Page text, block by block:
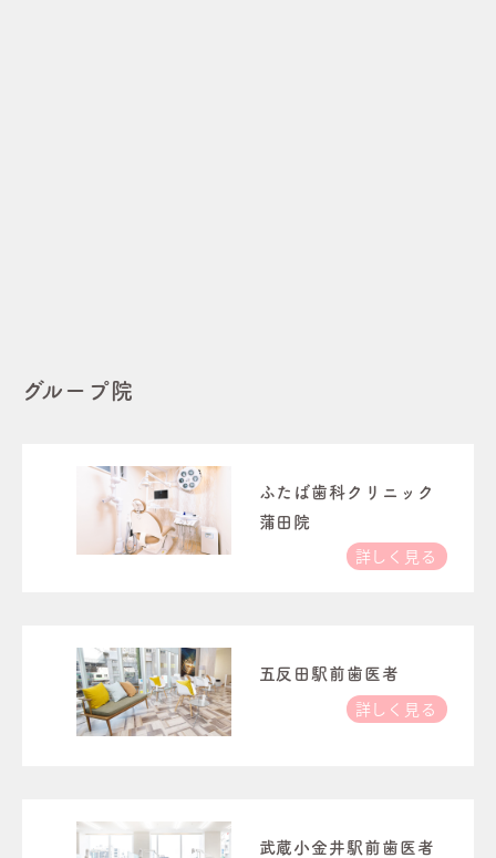
グループ院
ふたば歯科クリニック
蒲田院
詳しく見る
五反田駅前歯医者
詳しく見る
武蔵小金井駅前歯医者